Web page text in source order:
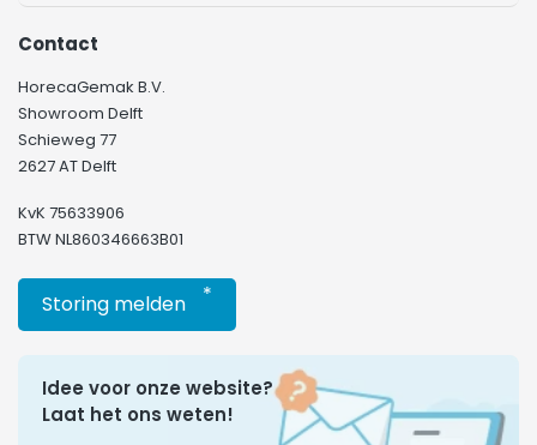
Contact
HorecaGemak B.V.
Showroom Delft
Schieweg 77
2627 AT Delft
KvK 75633906
BTW NL860346663B01
Storing melden *
Idee voor onze website?
Laat het ons weten!